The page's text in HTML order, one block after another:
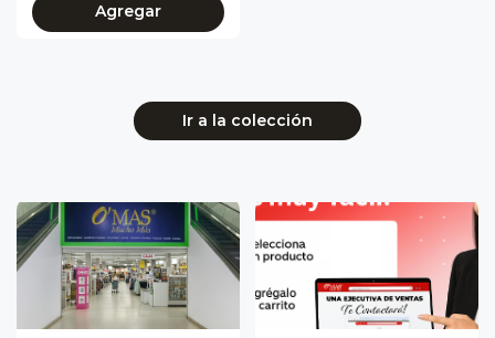
Agregar
Ir a la colección